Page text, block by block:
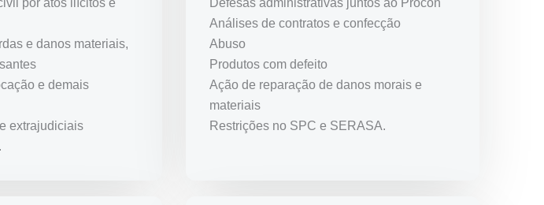
por atos ilícitos e
e danos materiais,
e demais
extrajudiciais
Defesas administrativas juntos ao Procon
Análises de contratos e confecção
Abuso
Produtos com defeito
Ação de reparação de danos morais e
materiais
Restrições no SPC e SERASA.